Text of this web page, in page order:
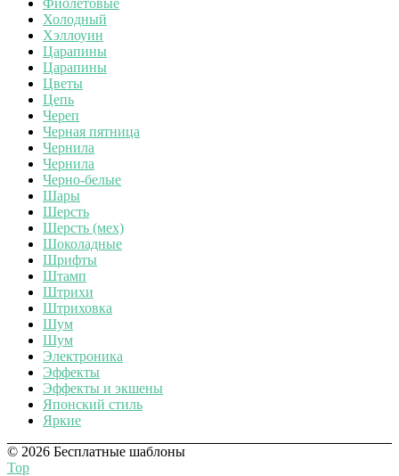
Холодный
Хэллоуин
Царапины
Царапины
Цветы
Цепь
Череп
Черная пятница
Чернила
Чернила
Черно-белые
Шары
Шерсть
Шерсть (мех)
Шоколадные
Шрифты
Штамп
Штрихи
Штриховка
Шум
Шум
Электроника
Эффекты
Эффекты и экшены
Японский стиль
Яркие
© 2026 Бесплатные шаблоны
Top